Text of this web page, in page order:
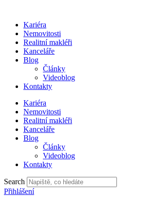
obsahuKariéra
Nemovitosti
Realitní makléři
Kanceláře
Blog
Články
Videoblog
Kontakty
Kariéra
Nemovitosti
Realitní makléři
Kanceláře
Blog
Články
Videoblog
Kontakty
Search
Přihlášení